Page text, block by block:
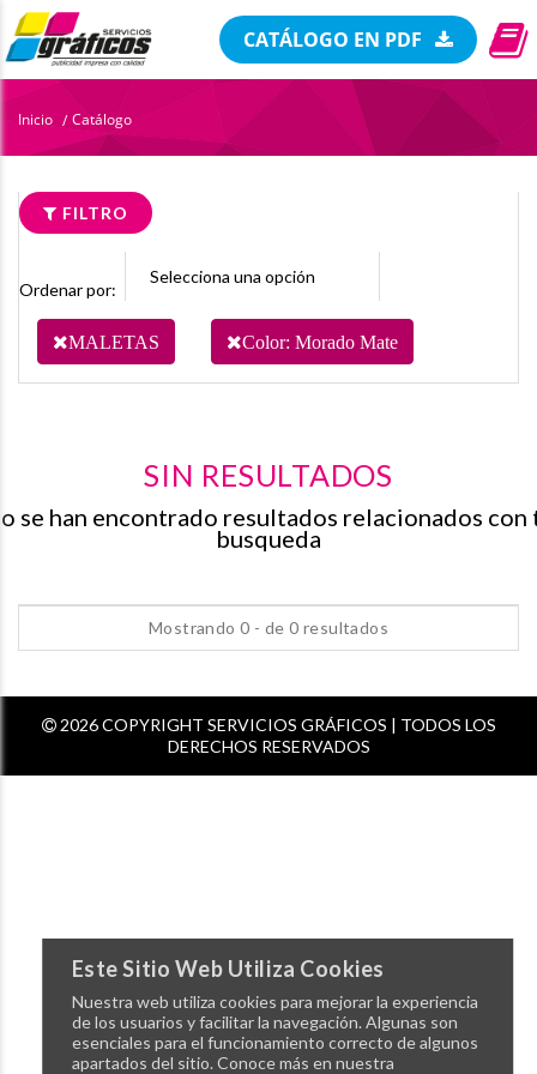
CATÁLOGO EN PDF
Inicio / Catálogo
Este Sitio Web Utiliza Cookies
Nuestra web utiliza cookies para mejorar la experiencia
de los usuarios y facilitar la navegación. Algunas son
esenciales para el funcionamiento correcto de algunos
apartados del sitio. Conoce más en nuestra
FILTRO
Ordenar por:
MALETAS Color: Morado Mate
SIN RESULTADOS
se han encontrado resultados relacionados con
busqueda
Mostrando 0 - de 0 resultados
2026 COPYRIGHT SERVICIOS GRÁFICOS | TODOS LOS
DERECHOS RESERVADOS